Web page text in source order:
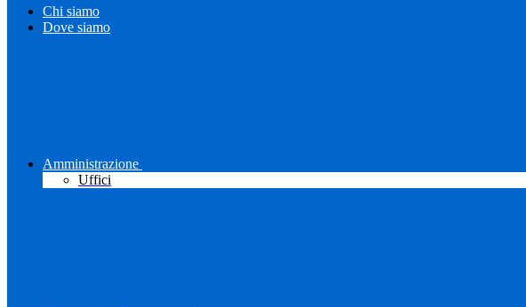
Chi siamo
Dove siamo
Amministrazione
Uffici